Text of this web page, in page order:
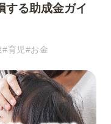
#お世話
ーション
する助成金ガイ
#育児#お金